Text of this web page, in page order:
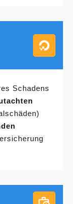
Schadens